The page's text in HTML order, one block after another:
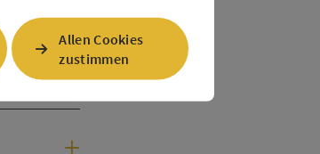
Allen Cookies
zustimmen